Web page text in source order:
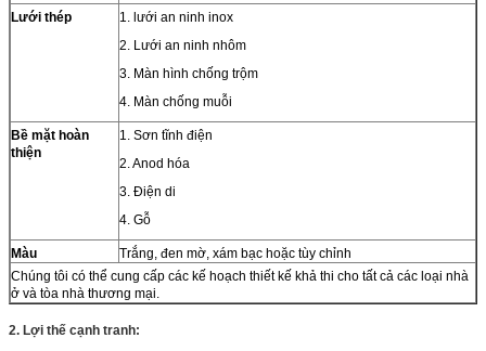
Lưới thép
1. lưới an ninh inox
2. Lưới an ninh nhôm
3. Màn hình chống trộm
4. Màn chống muỗi
Bề mặt hoàn
thiện
1. Sơn tĩnh điện
2. Anod hóa
3. Điện di
4. Gỗ
Màu
Trắng, đen mờ, xám bạc hoặc tùy chỉnh
Chúng tôi có thể cung cấp các kế hoạch thiết kế khả thi cho tất cả các loại nhà
ở và tòa nhà thương mại.
2. Lợi thế cạnh tranh: